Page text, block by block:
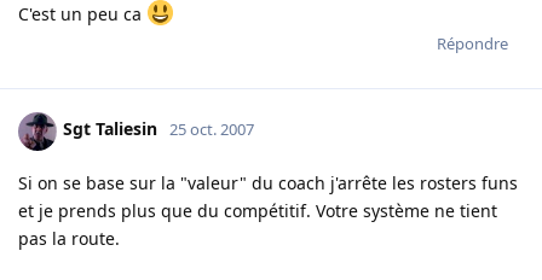
C'est un peu ca
Répondre
Sgt Taliesin 25 oct. 2007
Si on se base sur la "valeur" du coach j'arrête les rosters funs
et je prends plus que du compétitif. Votre système ne tient
pas la route.